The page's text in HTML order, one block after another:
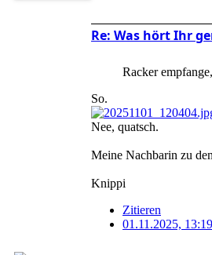
Re: Was hört Ihr
Racker
So.
Nee, quatsch.
Meine Nachbarin zu
Knippi
Zitieren
01.11.2025, 13:19